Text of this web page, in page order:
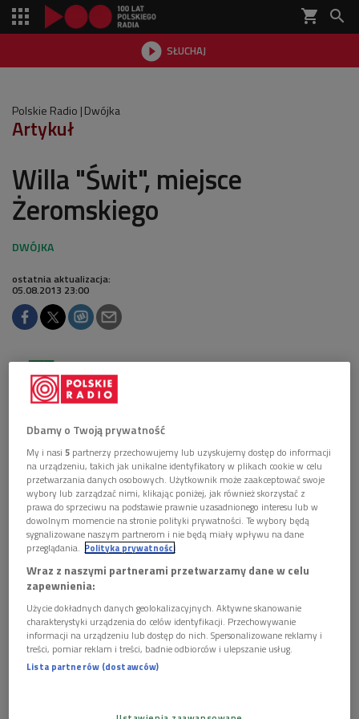
shopping_cart 
 SŁUCHAJ

Polskie Radio Dwójka
Artykuł
Willa "Świt", miejsce
Żeromskiego
ostatnia aktualizacja:
05.08.2013 23:00
Obserwuj nas na
Google News
wizytą do Konstancina, podwarszawskiej
miejscowości, w której mieszkał wraz z rodziną
Stefan Żeromski.
Albertyanks/Albert Jankowski/Wikipedia, lic. CC
Dbamy o Twoją prywatność
My i nasi5 partnerzy przechowujemy lub uzyskujemy dostęp do informacji
na urządzeniu, takich jak unikalne identyfikatory w plikach cookie w celu
przetwarzania danych osobowych. Użytkownik może zaakceptować swoje
wybory lub zarządzać nimi, klikając poniżej, jak również skorzystać z
prawa do sprzeciwu na podstawie prawnie uzasadnionego interesu lub w
dowolnym momencie na stronie polityki prywatności. Te wybory będą
sygnalizowane naszym partnerom i nie będą miały wpływu na dane
przeglądania. Polityka prywatności
Wraz z naszymi partnerami przetwarzamy dane w celu
zapewnienia:
Użycie dokładnych danych geolokalizacyjnych. Aktywne skanowanie
charakterystyki urządzenia do celów identyfikacji. Przechowywanie
informacji na urządzeniu lub dostęp do nich. Spersonalizowane reklamy i
treści, pomiar reklam i treści, badnie odbiorców i ulepszanie usług.
Lista partnerów (dostawców)